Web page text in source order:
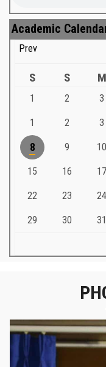
Academic
Prev
S S M
1 2 3
1 2 3
8 9 10
15 16 17
22 23 24
29 30 31